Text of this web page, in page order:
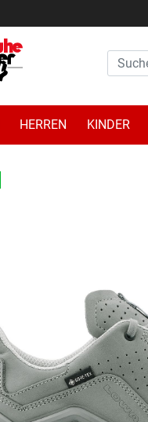
HERREN KINDER